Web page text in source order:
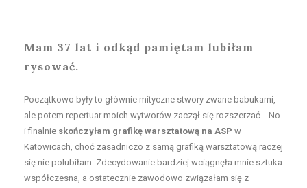
Mam 37 lat i odkąd pamiętam lubiłam
rysować.
Początkowo były to głównie mityczne stwory zwane babukami,
ale potem repertuar moich wytworów zaczął się rozszerzać… No
i finalnie skończyłam grafikę warsztatową na ASP w
Katowicach, choć zasadniczo z samą grafiką warsztatową raczej
się nie polubiłam. Zdecydowanie bardziej wciągnęła mnie sztuka
współczesna, a ostatecznie zawodowo związałam się z